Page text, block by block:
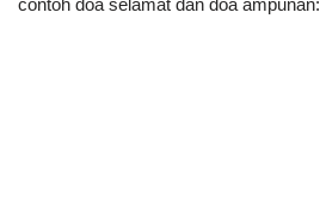
contoh doa selamat dan doa ampunan: